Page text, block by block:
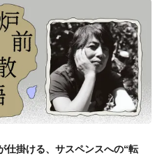
仕掛ける、サスペンスへの“転